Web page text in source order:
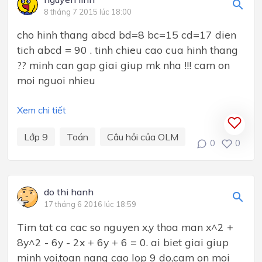
8 tháng 7 2015 lúc 18:00
cho hinh thang abcd bd=8 bc=15 cd=17 dien
tich abcd = 90 . tinh chieu cao cua hinh thang
?? minh can gap giai giup mk nha !!! cam on
moi nguoi nhieu
Xem chi tiết
Lớp 9 Toán Câu hỏi của OLM
0 0
do thi hanh
17 tháng 6 2016 lúc 18:59
Tim tat ca cac so nguyen x,y thoa man x^2 +
8y^2 - 6y - 2x + 6y + 6 = 0. ai biet giai giup
minh voi,toan nang cao lop 9 do,cam on moi